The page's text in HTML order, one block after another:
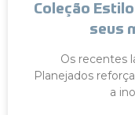
Coleção
seus
Os recentes
Planejados
a